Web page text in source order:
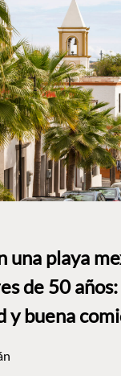
una playa
de 50
y buena